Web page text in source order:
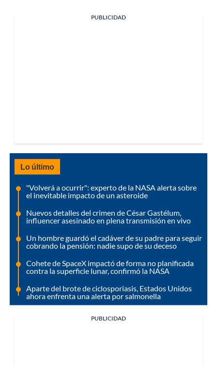
PUBLICIDAD
Lo último
"Volverá a ocurrir": experto de la NASA alerta sobre
el inevitable impacto de un asteroide
Nuevos detalles del crimen de César Gastélum,
influencer asesinado en plena transmisión en vivo
Un hombre guardó el cadáver de su padre para seguir
cobrando la pensión: nadie supo de su deceso
Cohete de SpaceX impactó de forma no planificada
contra la superficie lunar, confirmó la NASA
Aparte del brote de ciclosporiasis, Estados Unidos
ahora enfrenta una alerta por salmonella
PUBLICIDAD